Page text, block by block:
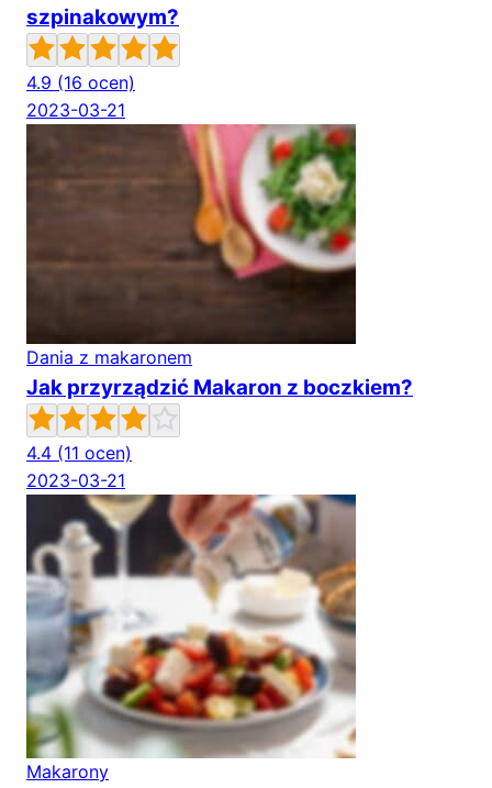
szpinakowym?
4.9 (16 ocen)
2023-03-21
Dania z makaronem
Jak przyrządzić Makaron z boczkiem?
4.4 (11 ocen)
2023-03-21
Makarony